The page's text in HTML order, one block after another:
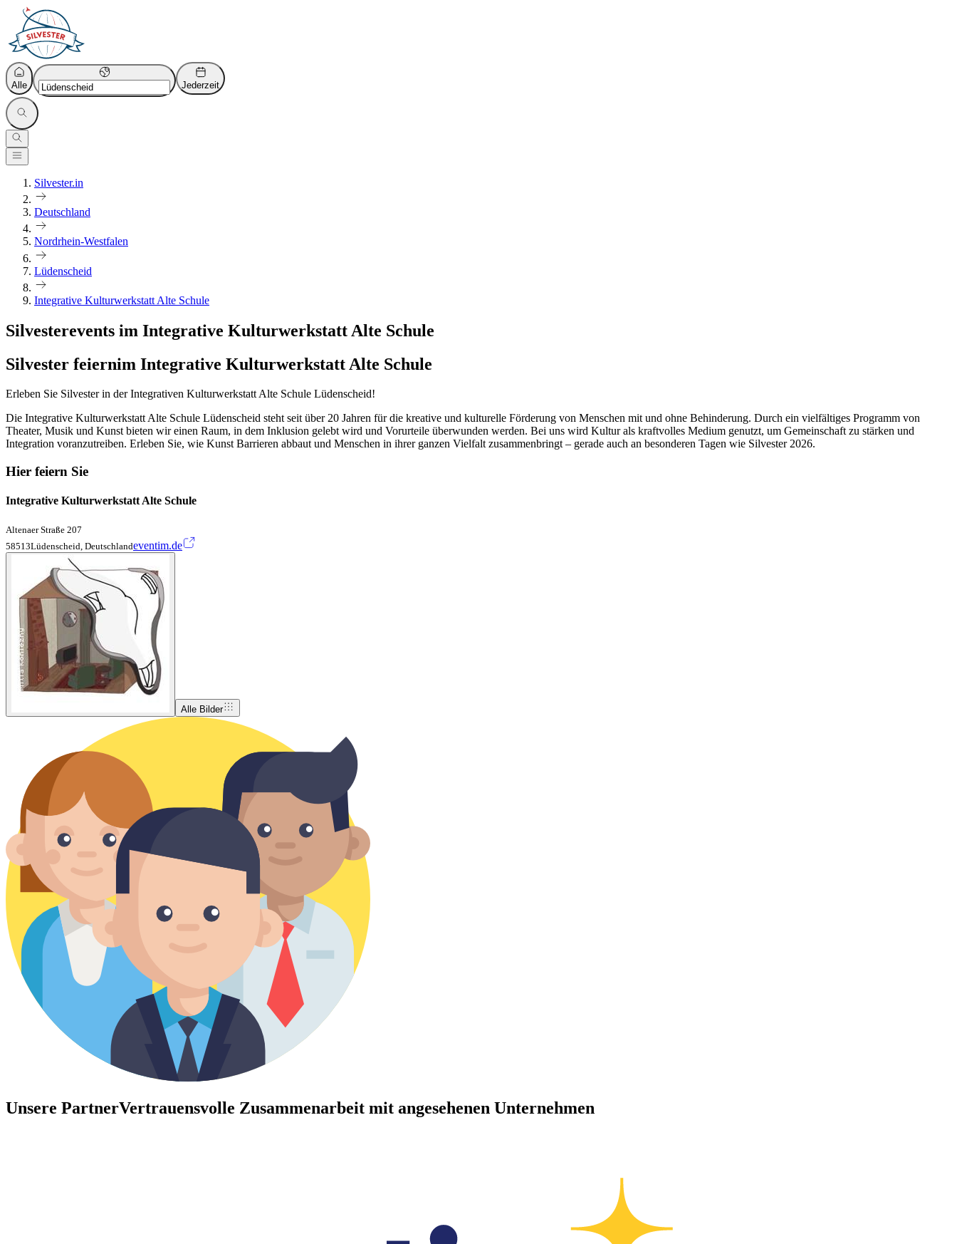
Alle Jederzeit
Silvester.in
Deutschland
Nordrhein-Westfalen
Lüdenscheid
Integrative Kulturwerkstatt Alte Schule
Silvesterevents im Integrative Kulturwerkstatt Alte Schule
Silvester feiernim Integrative Kulturwerkstatt Alte Schule
Erleben Sie Silvester in der Integrativen Kulturwerkstatt Alte Schule Lüdenscheid!
Die Integrative Kulturwerkstatt Alte Schule Lüdenscheid steht seit über 20 Jahren für die kreative und kulturelle Förderung von Menschen mit und ohne Behinderung. Durch ein vielfältiges Programm von
Theater, Musik und Kunst bieten wir einen Raum, in dem Inklusion gelebt wird und Vorurteile überwunden werden. Bei uns wird Kultur als kraftvolles Medium genutzt, um Gemeinschaft zu stärken und
Integration voranzutreiben. Erleben Sie, wie Kunst Barrieren abbaut und Menschen in ihrer ganzen Vielfalt zusammenbringt – gerade auch an besonderen Tagen wie Silvester 2026.
Hier feiern Sie
Integrative Kulturwerkstatt Alte Schule
Altenaer Straße 207
58513Lüdenscheid, Deutschlandeventim.de
Alle Bilder
Unsere PartnerVertrauensvolle Zusammenarbeit mit angesehenen Unternehmen